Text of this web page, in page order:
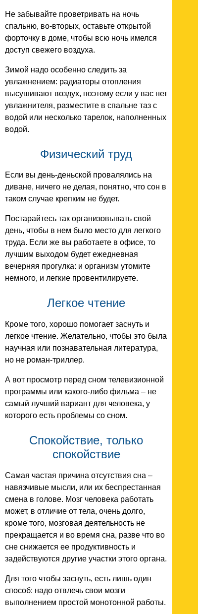
Не забывайте проветривать на ночь
спальню, во-вторых, оставьте открытой
форточку в доме, чтобы всю ночь имелся
доступ свежего воздуха.
Зимой надо особенно следить за
увлажнением: радиаторы отопления
высушивают воздух, поэтому если у вас нет
увлажнителя, разместите в спальне таз с
водой или несколько тарелок, наполненных
водой.
Физический труд
Если вы день-деньской провалялись на
диване, ничего не делая, понятно, что сон в
таком случае крепким не будет.
Постарайтесь так организовывать свой
день, чтобы в нем было место для легкого
труда. Если же вы работаете в офисе, то
лучшим выходом будет ежедневная
вечерняя прогулка: и организм утомите
немного, и легкие провентилируете.
Легкое чтение
Кроме того, хорошо помогает заснуть и
легкое чтение. Желательно, чтобы это была
научная или познавательная литература,
но не роман-триллер.
А вот просмотр перед сном телевизионной
программы или какого-либо фильма – не
самый лучший вариант для человека, у
которого есть проблемы со сном.
Спокойствие, только
спокойствие
Самая частая причина отсутствия сна –
навязчивые мысли, или их беспрестанная
смена в голове. Мозг человека работать
может, в отличие от тела, очень долго,
кроме того, мозговая деятельность не
прекращается и во время сна, разве что во
сне снижается ее продуктивность и
задействуются другие участки этого органа.
Для того чтобы заснуть, есть лишь один
способ: надо отвлечь свои мозги
выполнением простой монотонной работы.